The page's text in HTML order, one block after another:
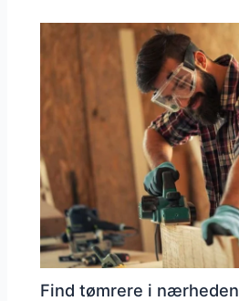
Find tømrere i nærheden